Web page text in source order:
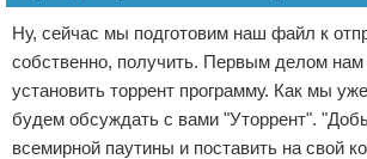
Ну, сейчас мы подготовим наш файл к
собственно, получить. Первым делом нам
установить торрент программу. Как мы
будем обсуждать с вами "Уторрент".
всемирной паутины и поставить на свой